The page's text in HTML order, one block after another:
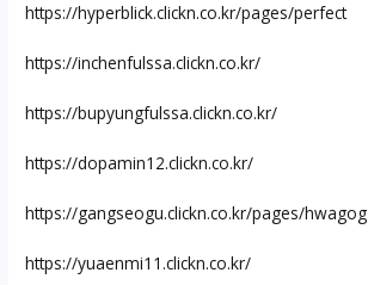
https://hyperblick.clickn.co.kr/pages/perfect
https://inchenfulssa.clickn.co.kr/
https://bupyungfulssa.clickn.co.kr/
https://dopamin12.clickn.co.kr/
https://gangseogu.clickn.co.kr/pages/hwagog
https://yuaenmi11.clickn.co.kr/